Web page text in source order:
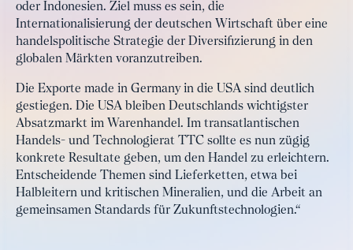
oder Indonesien. Ziel muss es sein, die
Internationalisierung der deutschen Wirtschaft über eine
handelspolitische Strategie der Diversifizierung in den
globalen Märkten voranzutreiben.
Die Exporte made in Germany in die USA sind deutlich
gestiegen. Die USA bleiben Deutschlands wichtigster
Absatzmarkt im Warenhandel. Im transatlantischen
Handels- und Technologierat TTC sollte es nun zügig
konkrete Resultate geben, um den Handel zu erleichtern.
Entscheidende Themen sind Lieferketten, etwa bei
Halbleitern und kritischen Mineralien, und die Arbeit an
gemeinsamen Standards für Zukunftstechnologien.“